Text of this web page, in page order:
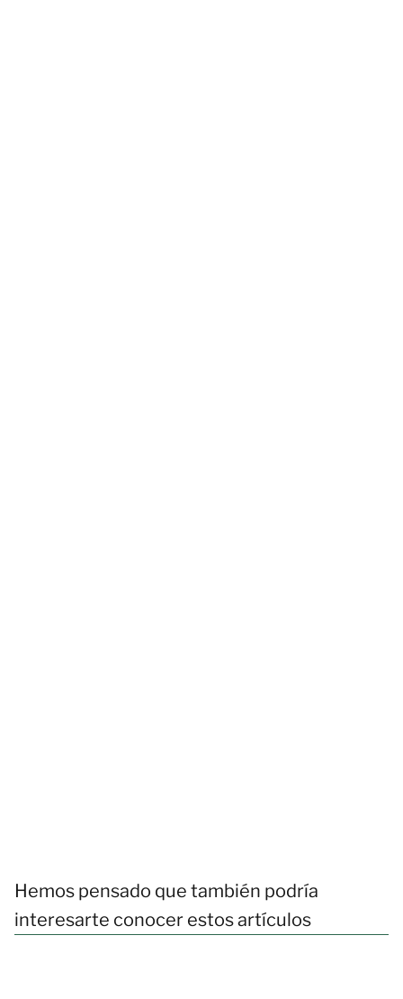
Hemos pensado que también podría
interesarte conocer estos artículos